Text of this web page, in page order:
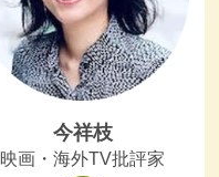
今祥枝
映画・海外TV批評家